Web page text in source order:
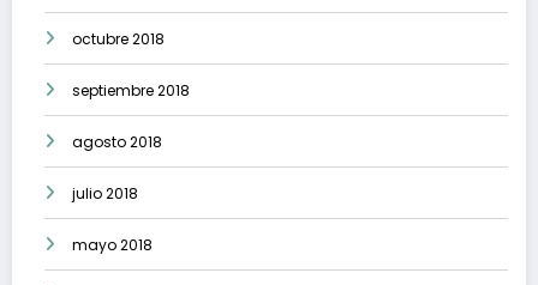
octubre 2018
septiembre 2018
agosto 2018
julio 2018
mayo 2018